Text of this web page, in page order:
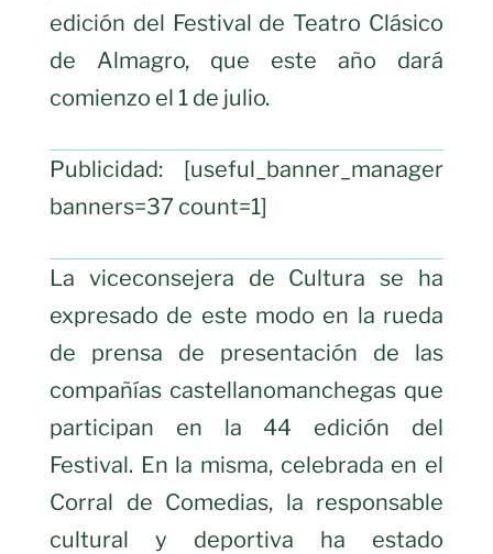
edición del Festival de Teatro Clásico
de Almagro, que este año dará
comienzo el 1 de julio.
Publicidad: [useful_banner_manager
banners=37 count=1]
La viceconsejera de Cultura se ha
expresado de este modo en la rueda
de prensa de presentación de las
compañías castellanomanchegas que
participan en la 44 edición del
Festival. En la misma, celebrada en el
Corral de Comedias, la responsable
cultural y deportiva ha estado